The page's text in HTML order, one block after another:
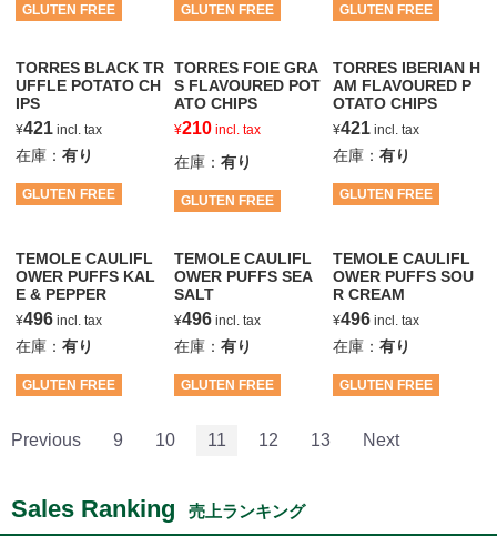
GLUTEN FREE GLUTEN FREE GLUTEN FREE
TORRES BLACK TR
UFFLE POTATO CH
IPS
¥421 incl. tax
在庫：有り
GLUTEN FREE
TORRES FOIE GRA
S FLAVOURED POT
ATO CHIPS
¥210incl. tax
在庫： 有り
GLUTEN FREE
TORRES IBERIAN H
AM FLAVOURED P
OTATO CHIPS
¥421incl. tax
在庫： 有り
GLUTEN FREE
TEMOLE CAULIFL
OWER PUFFS KAL
E & PEPPER
¥496 incl. tax
在庫：有り
GLUTEN FREE
TEMOLE CAULIFL
OWER PUFFS SEA
SALT
¥496incl. tax
在庫： 有り
GLUTEN FREE
TEMOLE CAULIFL
OWER PUFFS SOU
R CREAM
¥496incl. tax
在庫： 有り
GLUTEN FREE
Previous 9 10 11 12 13 Next
Sales Ranking 売上ランキング